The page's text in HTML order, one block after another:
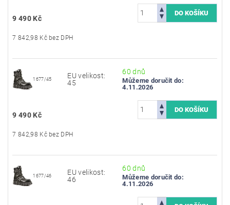
9 490 Kč
7 842,98 Kč bez DPH
1677/45
EU velikost:
45
60 dnů
Můžeme doručit do:
4.11.2026
9 490 Kč
7 842,98 Kč bez DPH
1677/46
EU velikost:
46
60 dnů
Můžeme doručit do:
4.11.2026